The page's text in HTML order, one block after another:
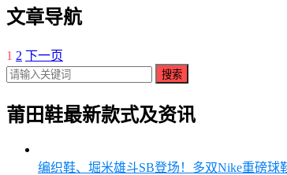
文章导航
1 2 下一页
搜索
莆田鞋最新款式及资讯
编织鞋、堀米雄斗SB登场！多双Nike重磅球